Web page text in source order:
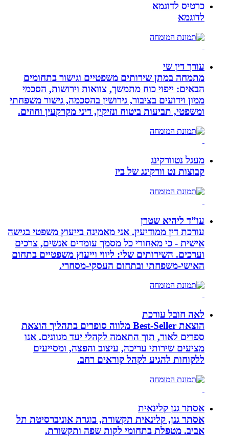
כרטיס לדוגמא
לדוגמא
עורך דין שי
מתמחה במתן שירותים משפטיים וגישור בתחומים
הבאים: ייפוי כוח מתמשך, צוואות וירושות, הסכמי
ממון וידועים בציבור, גירושין בהסכמה, גישור משפחתי
ומשפטי, תביעות ביטוח ונזיקין, דיני מקרקעין וחוזים.
מעגל נטוורקינג
קבוצות נט וורקינג של ביז
עו”ד ליהיא שטרן
עורכת דין ממודיעין. אני מאמינה בייעוץ משפטי בגישה
אישית - כי מאחורי כל מסמך עומדים אנשים, צרכים
וערכים. השירותים שלי: ליווי וייעוץ משפטיים בתחום
האישי-משפחתי ובתחום העסקי-מסחרי.
לאה חובל עורכת
הוצאת Best-Seller מלווה סופרים בתהליך הוצאת
ספרים לאור, תוך התאמה לקהלי יעד מגוונים. אנו
מציעים שירותי עריכה, עיצוב והפצה, ומסייעים
ללקוחות להגיע לקהל קוראים רחב.
אסתר גנן קלינאית
אסתר גנן, קלינאית תקשורת, בוגרת אוניברסיטת תל
אביב. מטפלת בתחומי לקות שפה ותקשורת.